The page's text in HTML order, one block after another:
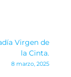
Virgen de
la Cinta.
8 marzo, 2025